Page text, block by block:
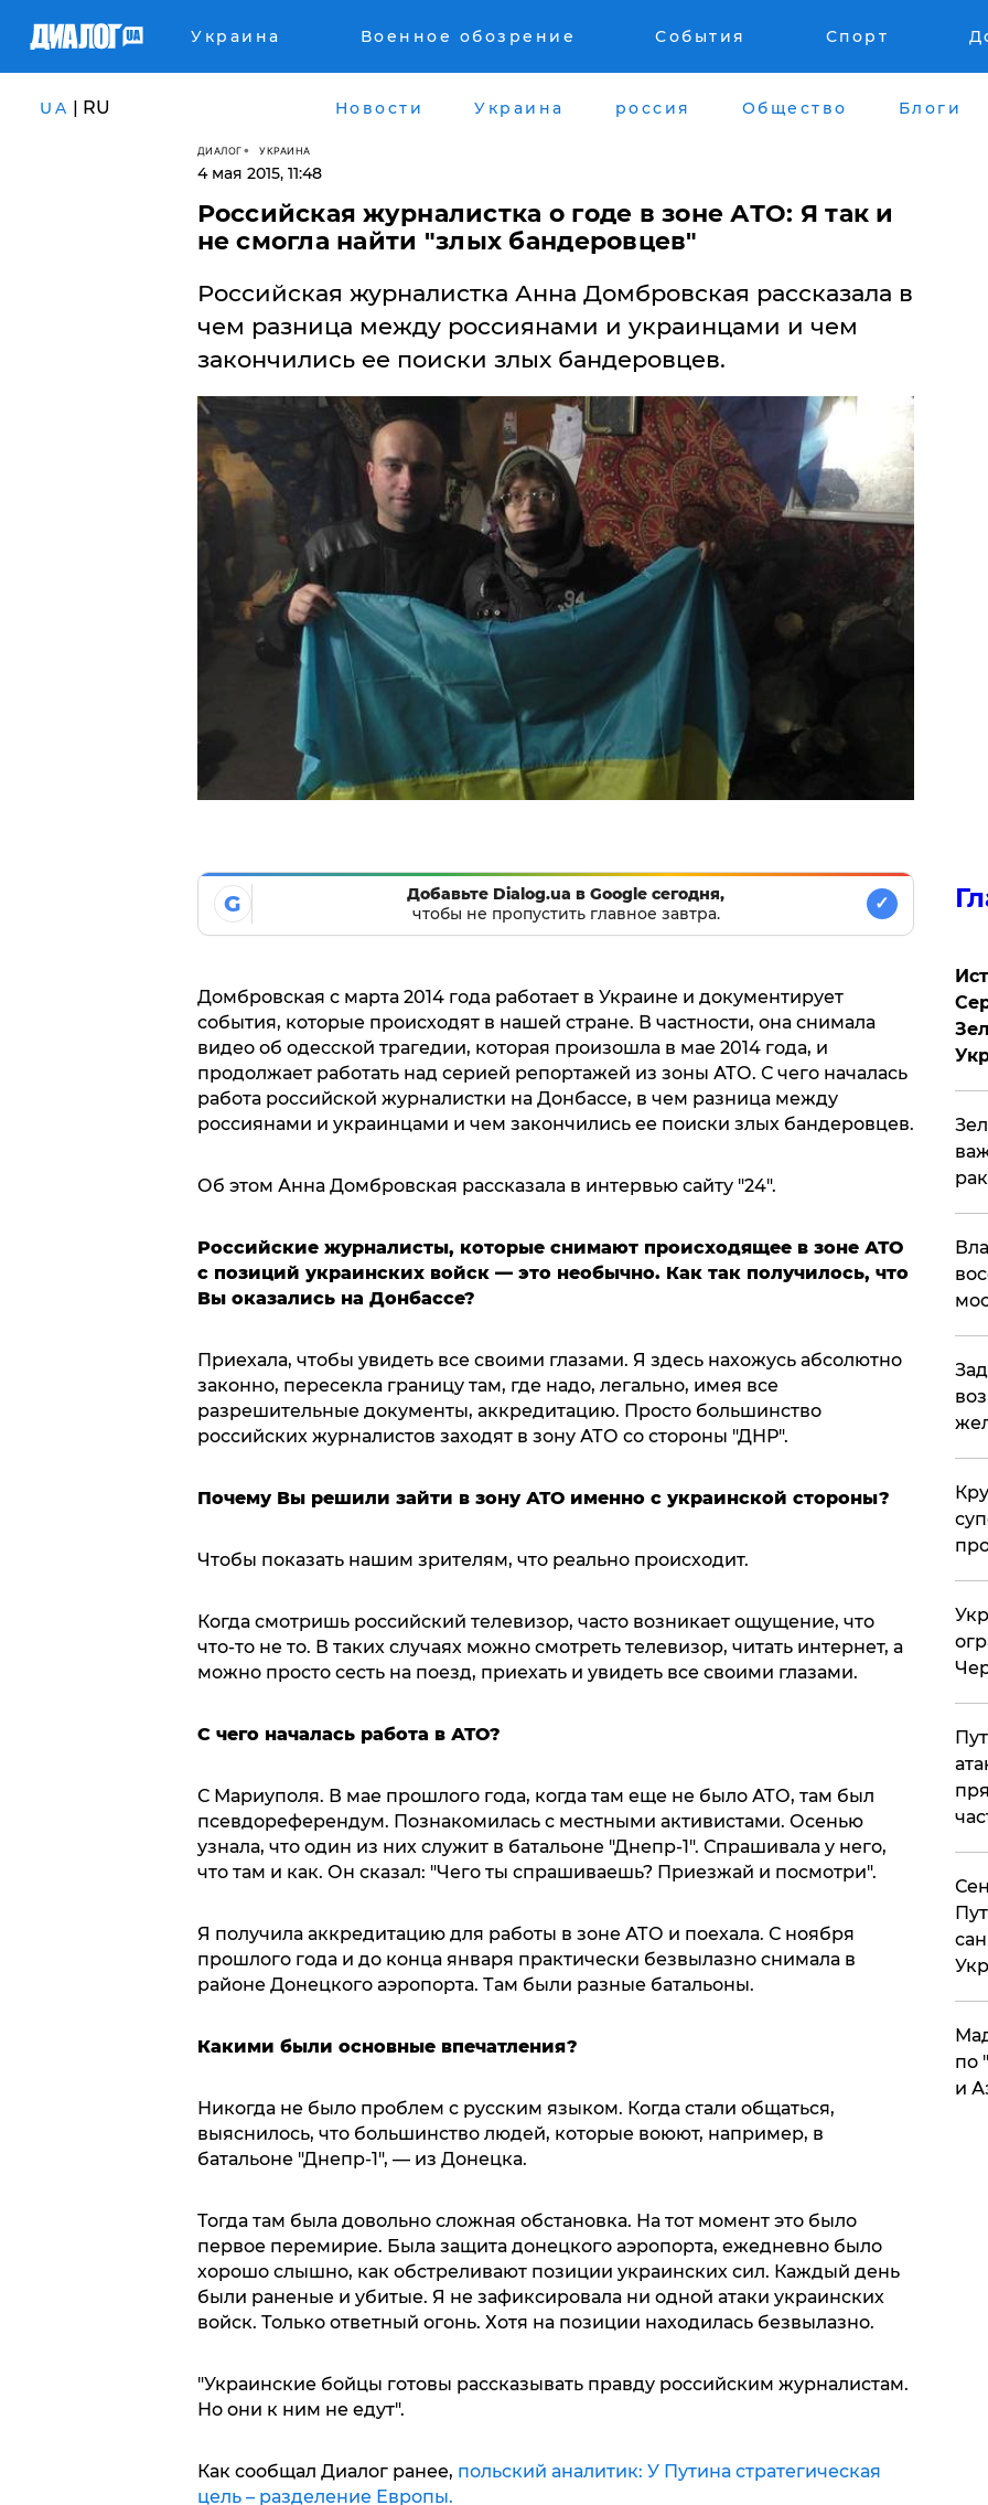
Украина Военное обозрение События Спорт
UA | RU Новости Украина россия Общество Блоги
ДИАЛОГ УКРАИНА
4 мая 2015, 11:48
Российская журналистка о годе в зоне АТО: Я так и
не смогла найти "злых бандеровцев"
Российская журналистка Анна Домбровская рассказала в
чем разница между россиянами и украинцами и чем
закончились ее поиски злых бандеровцев.
G
Добавьте Dialog.ua в Google сегодня,
чтобы не пропустить главное завтра.
✓
Домбровская с марта 2014 года работает в Украине и документирует
события, которые происходят в нашей стране. В частности, она снимала
видео об одесской трагедии, которая произошла в мае 2014 года, и
продолжает работать над серией репортажей из зоны АТО. С чего началась
работа российской журналистки на Донбассе, в чем разница между
россиянами и украинцами и чем закончились ее поиски злых бандеровцев.
Об этом Анна Домбровская рассказала в интервью сайту "24".
Российские журналисты, которые снимают происходящее в зоне АТО
с позиций украинских войск — это необычно. Как так получилось, что
Вы оказались на Донбассе?
Приехала, чтобы увидеть все своими глазами. Я здесь нахожусь абсолютно
законно, пересекла границу там, где надо, легально, имея все
разрешительные документы, аккредитацию. Просто большинство
российских журналистов заходят в зону АТО со стороны "ДНР".
Почему Вы решили зайти в зону АТО именно с украинской стороны?
Чтобы показать нашим зрителям, что реально происходит.
Когда смотришь российский телевизор, часто возникает ощущение, что
что-то не то. В таких случаях можно смотреть телевизор, читать интернет, а
можно просто сесть на поезд, приехать и увидеть все своими глазами.
С чего началась работа в АТО?
С Мариуполя. В мае прошлого года, когда там еще не было АТО, там был
псевдореферендум. Познакомилась с местными активистами. Осенью
узнала, что один из них служит в батальоне "Днепр-1". Спрашивала у него,
что там и как. Он сказал: "Чего ты спрашиваешь? Приезжай и посмотри".
Я получила аккредитацию для работы в зоне АТО и поехала. С ноября
прошлого года и до конца января практически безвылазно снимала в
районе Донецкого аэропорта. Там были разные батальоны.
Какими были основные впечатления?
Никогда не было проблем с русским языком. Когда стали общаться,
выяснилось, что большинство людей, которые воюют, например, в
батальоне "Днепр-1", — из Донецка.
Тогда там была довольно сложная обстановка. На тот момент это было
первое перемирие. Была защита донецкого аэропорта, ежедневно было
хорошо слышно, как обстреливают позиции украинских сил. Каждый день
были раненые и убитые. Я не зафиксировала ни одной атаки украинских
войск. Только ответный огонь. Хотя на позиции находилась безвылазно.
"Украинские бойцы готовы рассказывать правду российским журналистам.
Но они к ним не едут".
Как сообщал Диалог ранее, польский аналитик: У Путина стратегическая
цель – разделение Европы.
по
и